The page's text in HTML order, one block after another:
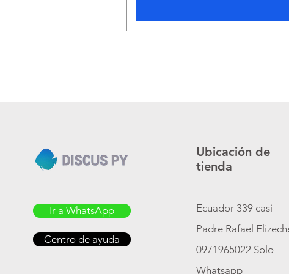
Ir a WhatsApp
Centro de ayuda
Ubicación de
tienda
Ecuador 339 casi
Padre Rafael
0971965022 Solo
Whatsapp